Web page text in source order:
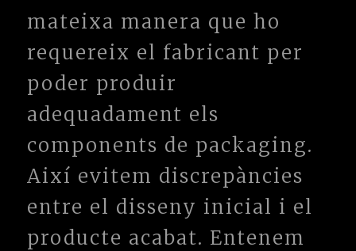
mateixa manera que ho
requereix el fabricant per
poder produir
adequadament els
components de packaging.
Així evitem discrepàncies
entre el disseny inicial i el
producte acabat. Entenem